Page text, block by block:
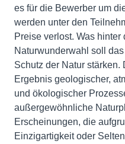
es für die Bewerber um
werden unter den
Preise verlost. Was
Naturwunderwahl soll
Schutz der Natur stärken.
Ergebnis geologischer,
und ökologischer
außergewöhnliche
Erscheinungen, die
Einzigartigkeit oder